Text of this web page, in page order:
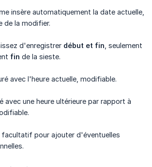
insère automatiquement la date actuelle,
de la modifier.
d'enregistrer début et fin , seulement
fin de la sieste.
avec l'heure actuelle, modifiable.
avec une heure ultérieure par rapport à
facultatif pour ajouter d'éventuelles